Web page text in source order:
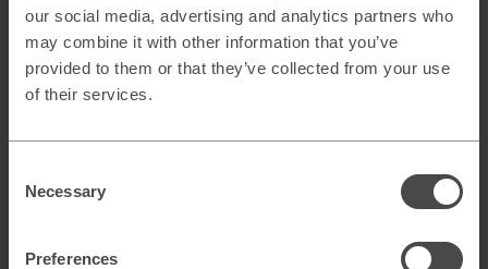
our social media, advertising and analytics partners who
may combine it with other information that you’ve
provided to them or that they’ve collected from your use
of their services.
Selection
Necessary
Preferences
Operativa modeller
Omnichannel marketing
Utvärdering & värdeskapande affärsmodeller